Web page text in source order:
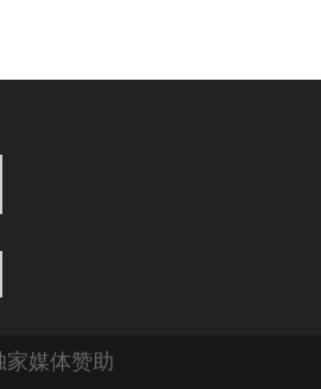
家媒体赞助